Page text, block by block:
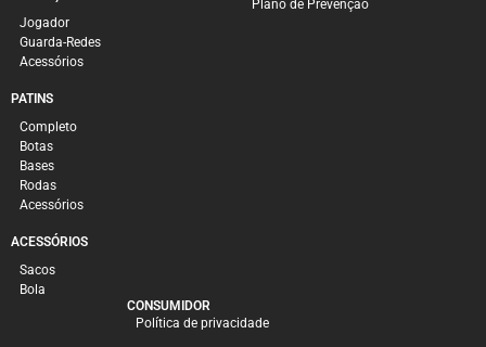
Jogador
Guarda-Redes
Acessórios
PATINS
Completo
Botas
Bases
Rodas
Acessórios
ACESSÓRIOS
Sacos
Bola
Plano de Prevenção
CONSUMIDOR
Política de privacidade